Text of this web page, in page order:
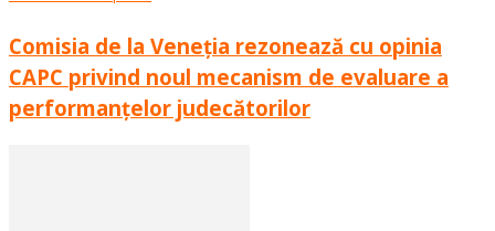
Comisia de la Veneția rezonează cu opinia
CAPC privind noul mecanism de evaluare a
performanțelor judecătorilor